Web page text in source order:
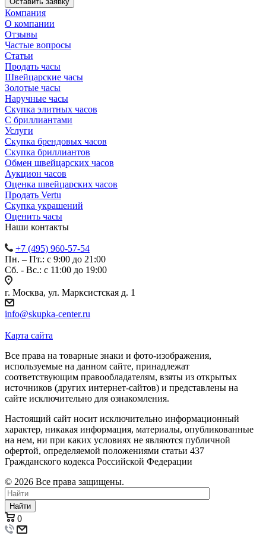
Компания
О компании
Отзывы
Частые вопросы
Статьи
Продать часы
Швейцарские часы
Золотые часы
Наручные часы
Скупка элитных часов
С бриллиантами
Услуги
Скупка брендовых часов
Скупка бриллиантов
Обмен швейцарских часов
Аукцион часов
Оценка швейцарских часов
Продать Vertu
Скупка украшений
Оценить часы
Наши контакты
+7 (495) 960-57-54
Пн. – Пт.: с 9:00 до 21:00
Сб. - Вс.: c 11:00 до 19:00
г. Москва, ул. Марксистская д. 1
info@skupka-center.ru
Карта сайта
Все права на товарные знаки и фото-изображения,
используемые на данном сайте, принадлежат
соответствующим правообладателям, взяты из открытых
источников (других интернет-сайтов) и представлены на
сайте исключительно для ознакомления.
Настоящий сайт носит исключительно информационный
характер, никакая информация, материалы, опубликованные
на нем, ни при каких условиях не являются публичной
офертой, определяемой положениями статьи 437
Гражданского кодекса Российской Федерации
© 2026 Все права защищены.
Найти
0